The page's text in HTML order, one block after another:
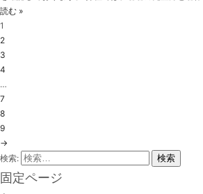
読む »
1
2
3
4
…
7
8
9
→
検索:
固定ページ